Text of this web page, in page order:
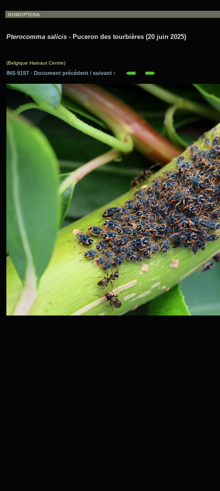
Pterocomma salicis - Puceron des tourbières (20 juin 2025)
(Belgique Hainaut Centre)
INS-9157 - Document précédent / suivant :